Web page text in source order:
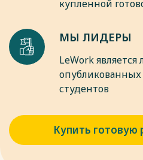
купленной
МЫ ЛИДЕРЫ
LeWork
студентов
Купить готовую